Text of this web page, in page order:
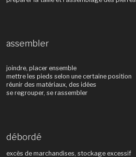
assembler
joindre, placer ensemble
mettre les pieds selon une certaine position
réunir des matériaux, des idées
se regrouper, se rassembler
débordé
excès de marchandises, stockage excessif